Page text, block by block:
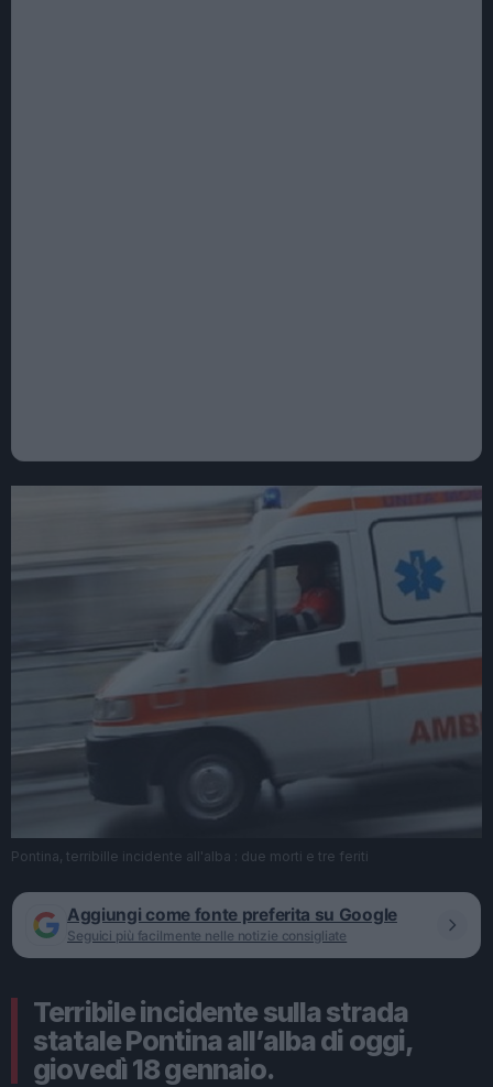
Pontina, terribille incidente all'alba : due morti e tre feriti
Aggiungi come fonte preferita su Google
Seguici più facilmente nelle notizie consigliate
Terribile incidente sulla strada
statale Pontina all’alba di oggi,
giovedì 18 gennaio.